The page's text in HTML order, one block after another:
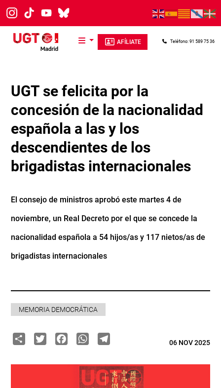
Pasar al contenido principal
AFÍLIATE Teléfono: 91 589 75 36
UGT se felicita por la
concesión de la nacionalidad
española a las y los
descendientes de los
brigadistas internacionales
El consejo de ministros aprobó este martes 4 de
noviembre, un Real Decreto por el que se concede la
nacionalidad española a 54 hijos/as y 117 nietos/as de
brigadistas internacionales
MEMORIA DEMOCRÁTICA
ShareTwitterFacebook
WhatsApp
Telegram06 NOV 2025